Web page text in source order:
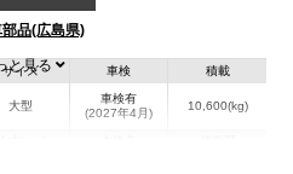
品(広島県)
サイズ
大型
車検
車検有
(2027年4月)
積載
10,600(kg)
と見る